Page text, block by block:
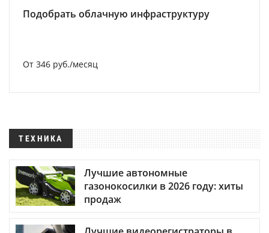
Подобрать облачную инфраструктуру
От 346 руб./месяц
ТЕХНИКА
Лучшие автономные
газонокосилки в 2026 году: хиты
продаж